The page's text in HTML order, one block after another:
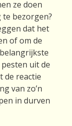
ze doen
bezorgen?
dat het
of om de
uit de
de reactie
van zo’n
in durven